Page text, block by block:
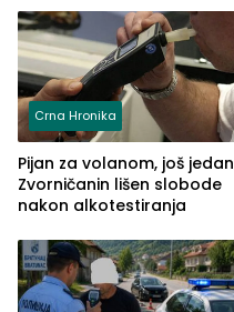
Pašić im održao čas
(FOTO)
Crna Hronika
Pijan za volanom, još jedan
Zvorničanin lišen slobode
nakon alkotestiranja